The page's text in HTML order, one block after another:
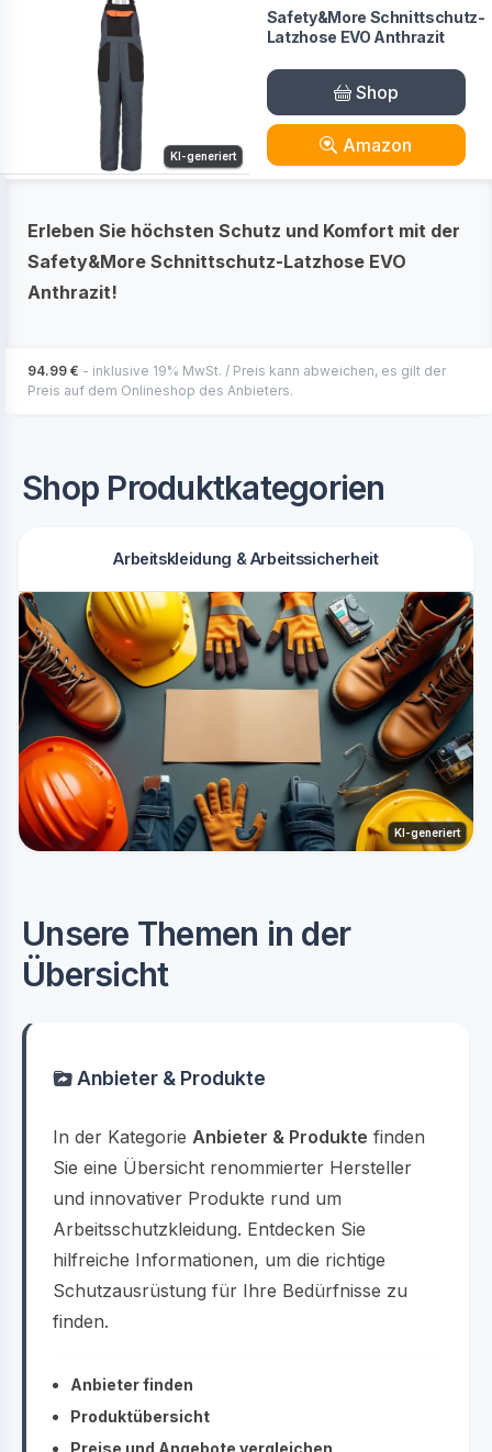
KI-generiert
Safety&More Schnittschutz-
Latzhose EVO Anthrazit
Shop
Amazon
Erleben Sie höchsten Schutz und Komfort mit der
Safety&More Schnittschutz-Latzhose EVO
Anthrazit!
94.99 € - inklusive 19% MwSt. / Preis kann abweichen, es gilt der
Preis auf dem Onlineshop des Anbieters.
Shop Produktkategorien
Arbeitskleidung & Arbeitssicherheit
KI-generiert
Unsere Themen in der
Übersicht
Anbieter & Produkte
In der Kategorie Anbieter & Produkte finden
Sie eine Übersicht renommierter Hersteller
und innovativer Produkte rund um
Arbeitsschutzkleidung. Entdecken Sie
hilfreiche Informationen, um die richtige
Schutzausrüstung für Ihre Bedürfnisse zu
finden.
Anbieter finden
Produktübersicht